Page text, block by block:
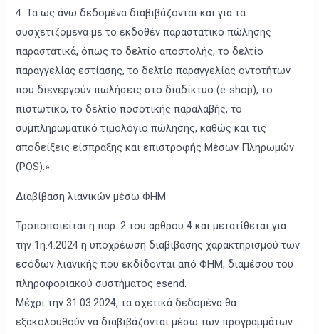
4. Τα ως άνω δεδομένα διαβιβάζονται και για τα
συσχετιζόμενα με το εκδοθέν παραστατικό πώλησης
παραστατικά, όπως το δελτίο αποστολής, το δελτίο
παραγγελίας εστίασης, το δελτίο παραγγελίας οντοτήτων
που διενεργούν πωλήσεις στο διαδίκτυο (e-shop), το
πιστωτικό, το δελτίο ποσοτικής παραλαβής, το
συμπληρωματικό τιμολόγιο πώλησης, καθώς και τις
αποδείξεις είσπραξης και επιστροφής Μέσων Πληρωμών
(POS).».
Διαβίβαση λιανικών μέσω ΦΗΜ
Τροποποιείται η παρ. 2 του άρθρου 4 και μετατίθεται για
την 1η.4.2024 η υποχρέωση διαβίβασης χαρακτηρισμού των
εσόδων λιανικής που εκδίδονται από ΦΗΜ, διαμέσου του
πληροφοριακού συστήματος esend.
Μέχρι την 31.03.2024, τα σχετικά δεδομένα θα
εξακολουθούν να διαβιβάζονται μέσω των προγραμμάτων